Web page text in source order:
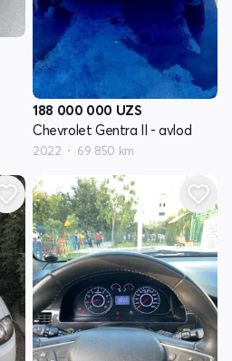
188 000 000 UZS
Chevrolet Gentra II - avlod
2022 69 850 km